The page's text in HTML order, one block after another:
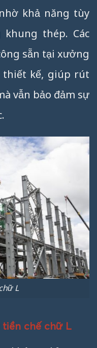
khả năng tùy
thép. Các
sẵn tại xưởng
thiết kế, giúp rút
vẫn bảo đảm sự
L
chế chữ L